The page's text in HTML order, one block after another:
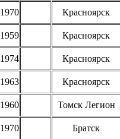
1970 Красноярск
1959 Красноярск
1974 Красноярск
1963 Красноярск
1960 Томск Легион
1970 Братск